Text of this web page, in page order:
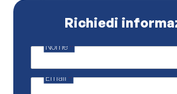
Richiedi
Nome *
Email *
e
s